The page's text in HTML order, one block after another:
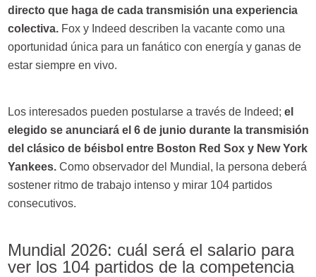
directo que haga de cada transmisión una experiencia
colectiva.Fox y Indeed describen la vacante como una
oportunidad única para un fanático con energía y ganas de
estar siempre en vivo.
Los interesados pueden postularse a través de Indeed; el
elegido se anunciará el 6 de junio durante la transmisión
del clásico de béisbol entre Boston Red Sox y New York
Yankees. Como observador del Mundial, la persona deberá
sostener ritmo de trabajo intenso y mirar 104 partidos
consecutivos.
Mundial 2026: cuál será el salario para
ver los 104 partidos de la competencia